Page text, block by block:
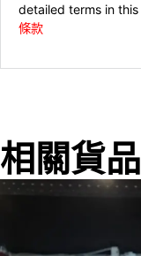
detailed terms in this
條款
相關貨品